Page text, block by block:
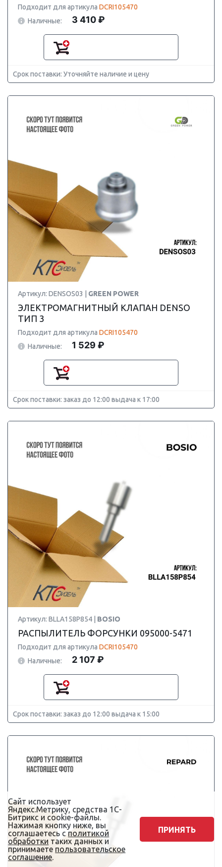
Подходит для артикула DCRI105470
Наличные:
3 410 ₽
Срок поставки: Уточняйте наличие и цену
Артикул: DENSOS03 | GREEN POWER
ЭЛЕКТРОМАГНИТНЫЙ КЛАПАН DENSO
ТИП 3
Подходит для артикула DCRI105470
Наличные:
1 529 ₽
Срок поставки: заказ до 12:00 выдача к 17:00
Артикул: BLLA158P854 | BOSIO
РАСПЫЛИТЕЛЬ ФОРСУНКИ 095000-5471
Подходит для артикула DCRI105470
Наличные:
2 107 ₽
Срок поставки: заказ до 12:00 выдача к 15:00
Сайт использует
Яндекс.Метрику, средства 1С-
Битрикс и cookie-файлы.
Нажимая кнопку ниже, вы
соглашаетесь сполитикой
обработки таких данных и
принимаете пользовательское
соглашение.
ПРИНЯТЬ